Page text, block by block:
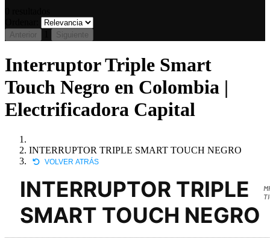
Anterior Siguiente
Interruptor Triple Smart
Touch Negro en Colombia |
Electrificadora Capital
INTERRUPTOR TRIPLE SMART TOUCH NEGRO
VOLVER ATRÁS
INTERRUPTOR TRIPLE
SMART TOUCH NEGRO